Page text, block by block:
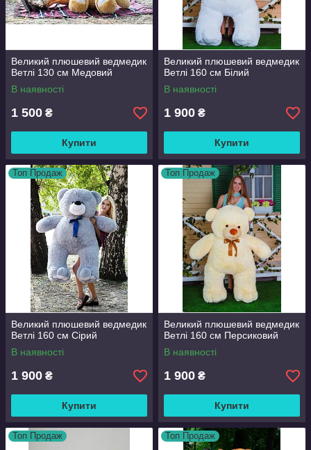
Великий плюшевий ведмедик
Ветлі 130 см Медовий
В наявності
1 500 ₴
Купити
Великий плюшевий ведмедик
Ветлі 160 см Білий
В наявності
1 900 ₴
Купити
Топ Продаж
Великий плюшевий ведмедик
Ветлі 160 см Сірий
В наявності
1 900 ₴
Купити
Топ Продаж
Великий плюшевий ведмедик
Ветлі 160 см Персиковий
В наявності
1 900 ₴
Купити
Топ Продаж Топ Продаж